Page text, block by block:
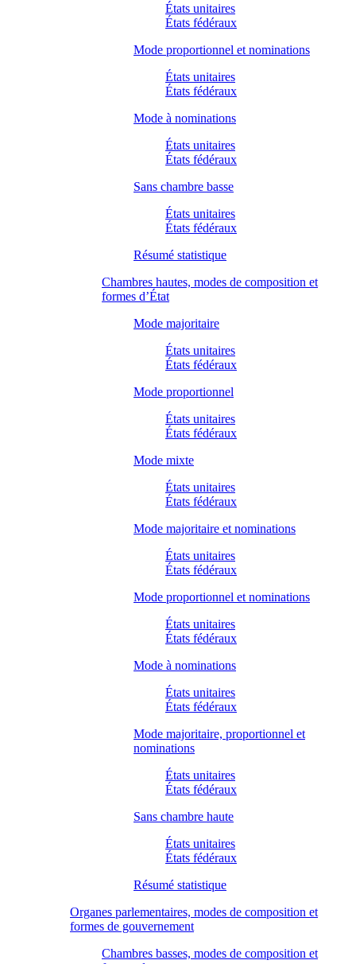
États unitaires
États fédéraux
Mode proportionnel et nominations
États unitaires
États fédéraux
Mode à nominations
États unitaires
États fédéraux
Sans chambre basse
États unitaires
États fédéraux
Résumé statistique
Chambres hautes, modes de composition et
formes d’État
Mode majoritaire
États unitaires
États fédéraux
Mode proportionnel
États unitaires
États fédéraux
Mode mixte
États unitaires
États fédéraux
Mode majoritaire et nominations
États unitaires
États fédéraux
Mode proportionnel et nominations
États unitaires
États fédéraux
Mode à nominations
États unitaires
États fédéraux
Mode majoritaire, proportionnel et
nominations
États unitaires
États fédéraux
Sans chambre haute
États unitaires
États fédéraux
Résumé statistique
Organes parlementaires, modes de composition et
formes de gouvernement
Chambres basses, modes de composition et